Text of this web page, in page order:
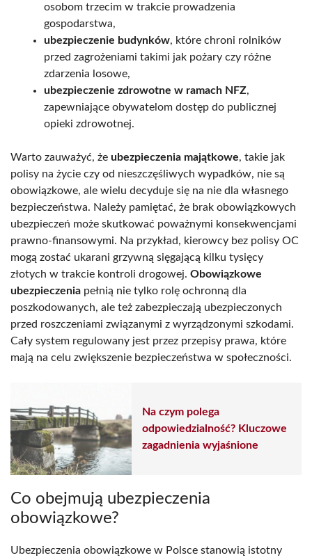
osobom trzecim w trakcie prowadzenia
gospodarstwa,
ubezpieczenie budynków, które chroni rolników
przed zagrożeniami takimi jak pożary czy różne
zdarzenia losowe,
ubezpieczenie zdrowotne w ramach NFZ,
zapewniające obywatelom dostęp do publicznej
opieki zdrowotnej.
Warto zauważyć, że ubezpieczenia majątkowe, takie jak
polisy na życie czy od nieszczęśliwych wypadków, nie są
obowiązkowe, ale wielu decyduje się na nie dla własnego
bezpieczeństwa. Należy pamiętać, że brak obowiązkowych
ubezpieczeń może skutkować poważnymi konsekwencjami
prawno-finansowymi. Na przykład, kierowcy bez polisy OC
mogą zostać ukarani grzywną sięgającą kilku tysięcy
złotych w trakcie kontroli drogowej. Obowiązkowe
ubezpieczenia pełnią nie tylko rolę ochronną dla
poszkodowanych, ale też zabezpieczają ubezpieczonych
przed roszczeniami związanymi z wyrządzonymi szkodami.
Cały system regulowany jest przez przepisy prawa, które
mają na celu zwiększenie bezpieczeństwa w społeczności.
Na czym polega
odpowiedzialność? Kluczowe
zagadnienia wyjaśnione
Co obejmują ubezpieczenia
obowiązkowe?
Ubezpieczenia obowiązkowe w Polsce stanowią istotny